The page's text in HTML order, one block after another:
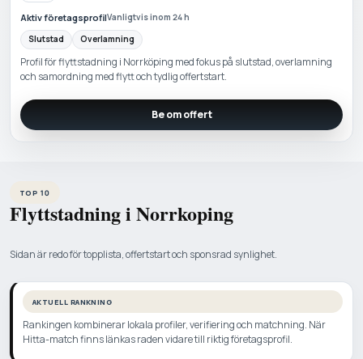
Aktiv företagsprofilVanligtvis inom 24 h
Slutstad
Overlamning
Profil för flyttstadning i Norrköping med fokus på slutstad, overlamning
och samordning med flytt och tydlig offertstart.
Be om offert
TOP 10
Flyttstadning i Norrkoping
Sidan är redo för topplista, offertstart och sponsrad synlighet.
AKTUELL RANKNING
Rankingen kombinerar lokala profiler, verifiering och matchning. När
Hitta-match finns länkas raden vidare till riktig företagsprofil.